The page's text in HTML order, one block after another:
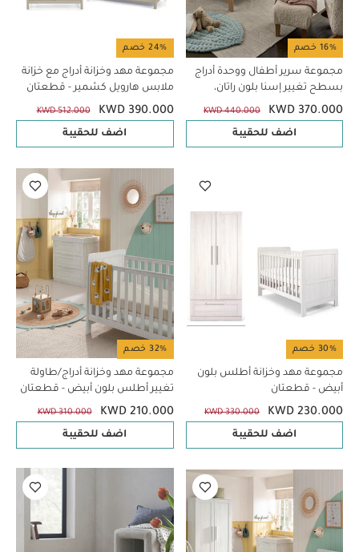
16% خصم
مجموعة سرير أطفال ووحدة أدراج
بسطح تغيير إسنا بلون راتان،
قطعتين
KWD 370.000
KWD 440.000
اضف للحقيبة
24% خصم
مجموعة مهد وخزانة أدراج مع خزانة
ملابس هارويل كشمير - قطعتان
KWD 390.000
KWD 512.000
اضف للحقيبة
30% خصم
مجموعة مهد وخزانة أطلس بلون
أبيض - قطعتان
KWD 230.000
KWD 330.000
اضف للحقيبة
32% خصم
مجموعة مهد وخزانة أدراج/طاولة
تغيير أطلس بلون أبيض - قطعتان
KWD 210.000
KWD 310.000
اضف للحقيبة